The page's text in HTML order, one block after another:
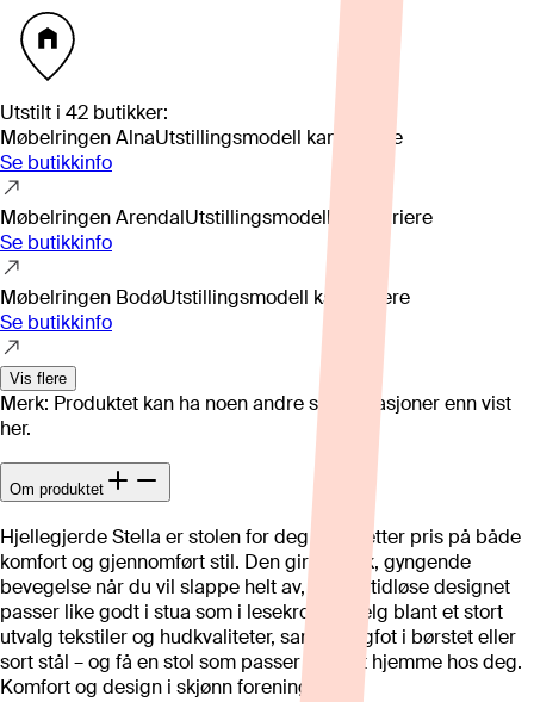
Utstilt i 42 butikker:
Møbelringen AlnaUtstillingsmodell kan variere
Se butikkinfo
Møbelringen ArendalUtstillingsmodell kan variere
Se butikkinfo
Møbelringen BodøUtstillingsmodell kan variere
Se butikkinfo
Vis flere
Merk: Produktet kan ha noen andre spesifikasjoner enn vist
her.
Om produktet
Hjellegjerde Stella er stolen for deg som setter pris på både
komfort og gjennomført stil. Den gir en myk, gyngende
bevegelse når du vil slappe helt av, og det tidløse designet
passer like godt i stua som i lesekroken. Velg blant et stort
utvalg tekstiler og hudkvaliteter, samt svingfot i børstet eller
sort stål – og få en stol som passer perfekt hjemme hos deg.
Komfort og design i skjønn forening!